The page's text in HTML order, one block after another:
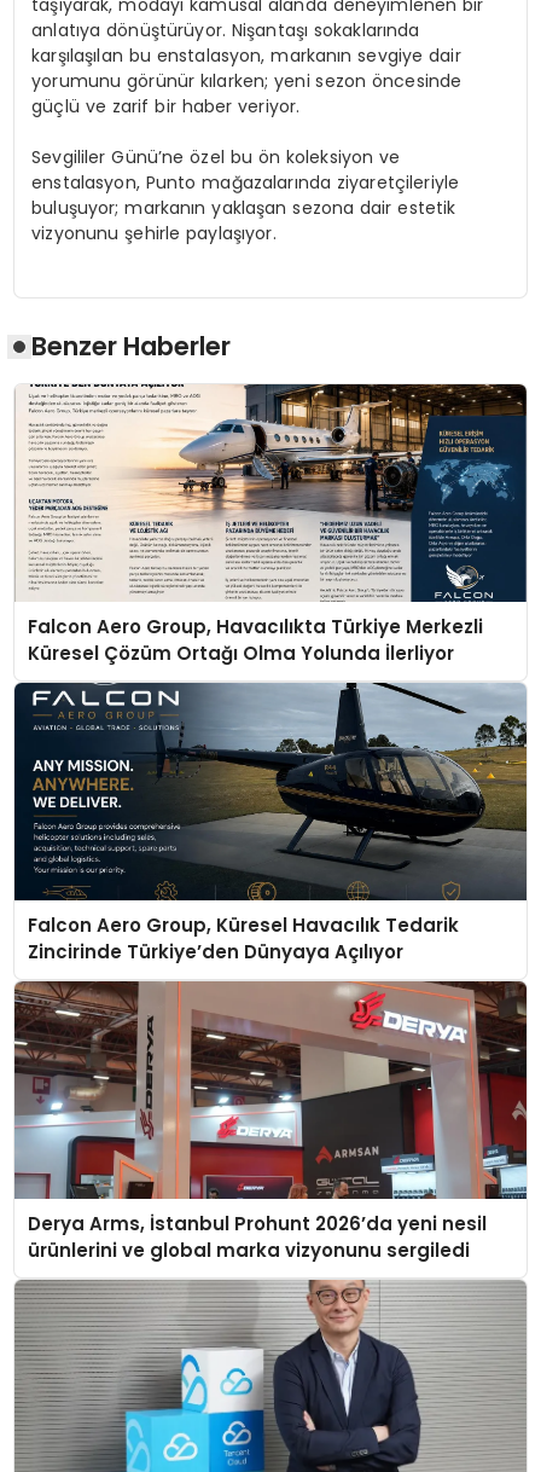
anlatıya dönüştürüyor. Nişantaşı sokaklarında
karşılaşılan bu enstalasyon, markanın sevgiye dair
yorumunu görünür kılarken; yeni sezon öncesinde
güçlü ve zarif bir haber veriyor.
Sevgililer Günü’ne özel bu ön koleksiyon ve
enstalasyon, Punto mağazalarında ziyaretçileriyle
buluşuyor; markanın yaklaşan sezona dair estetik
vizyonunu şehirle paylaşıyor.
Benzer Haberler
Falcon Aero Group, Havacılıkta Türkiye Merkezli
Küresel Çözüm Ortağı Olma Yolunda İlerliyor
Falcon Aero Group, Küresel Havacılık Tedarik
Zincirinde Türkiye’den Dünyaya Açılıyor
Derya Arms, İstanbul Prohunt 2026’da yeni nesil
ürünlerini ve global marka vizyonunu sergiledi